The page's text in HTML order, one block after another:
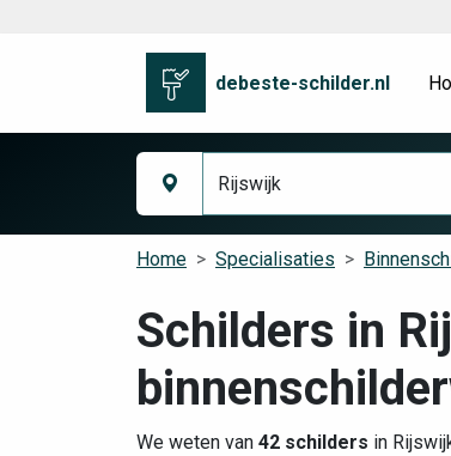
debeste-schilder.nl
Home Specialisaties
Schilders in
We weten van 42 schilders in